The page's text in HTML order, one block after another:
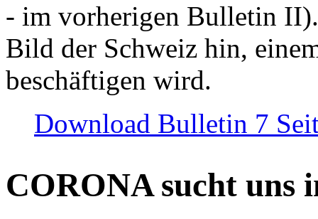
- im vorherigen Bulletin
Bild der Schweiz hin,
beschäftigen wird.
Download Bulletin 7
CORONA sucht uns